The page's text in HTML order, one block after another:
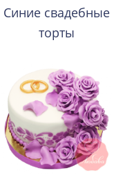
Синие свадебные
торты